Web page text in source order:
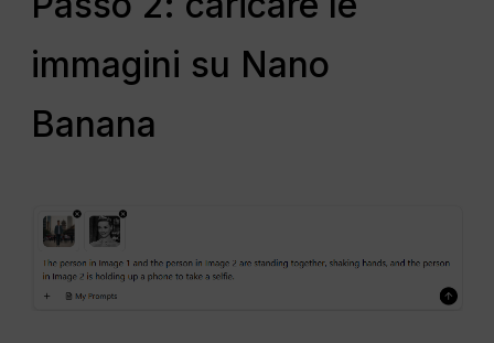
immagini su Nano
Banana